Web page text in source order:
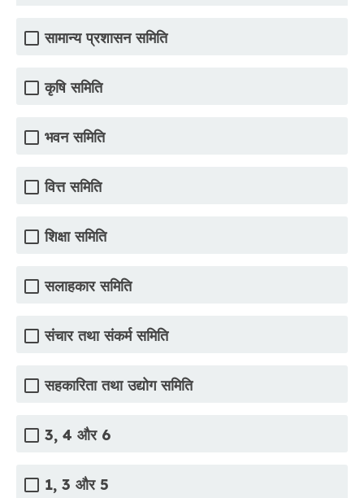
सामान्य प्रशासन समिति
कृषि समिति
भवन समिति
वित्त समिति
शिक्षा समिति
सलाहकार समिति
संचार तथा संकर्म समिति
सहकारिता तथा उद्योग समिति
3, 4 और 6
1, 3 और 5